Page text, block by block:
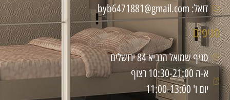
דואל: byb6471881@gmail.com
סניפים
סניף שמואל הנביא 84 ירושלים
א-ה 10:30-21:00 רצוף
יום ו' 11:00-13:00